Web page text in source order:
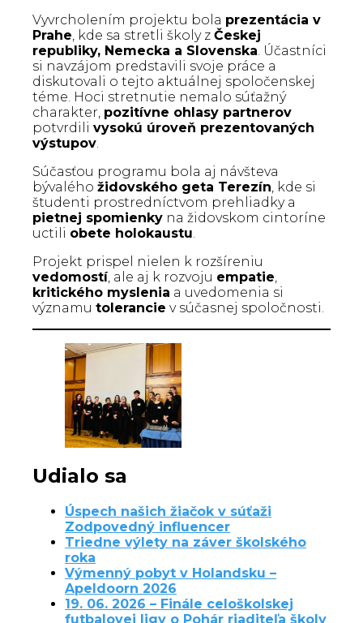
Vyvrcholením projektu bola prezentácia v
Prahe, kde sa stretli školy z Českej
republiky, Nemecka a Slovenska. Účastníci
si navzájom predstavili svoje práce a
diskutovali o tejto aktuálnej spoločenskej
téme. Hoci stretnutie nemalo súťažný
charakter, pozitívne ohlasy partnerov
potvrdili vysokú úroveň prezentovaných
výstupov.
Súčasťou programu bola aj návšteva
bývalého židovského geta Terezín, kde si
študenti prostredníctvom prehliadky a
pietnej spomienky na židovskom cintoríne
uctili obete holokaustu.
Projekt prispel nielen k rozšíreniu
vedomostí, ale aj k rozvoju empatie,
kritického myslenia a uvedomenia si
významu tolerancie v súčasnej spoločnosti.
Udialo sa
Úspech našich žiačok v súťaži
Zodpovedný influencer
Triedne výlety na záver školského
roka
Výmenný pobyt v Holandsku –
Apeldoorn 2026
19. 06. 2026 – Finále celoškolskej
futbalovej ligy o Pohár riaditeľa školy